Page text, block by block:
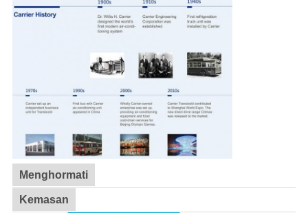
Menghormati
Kemasan